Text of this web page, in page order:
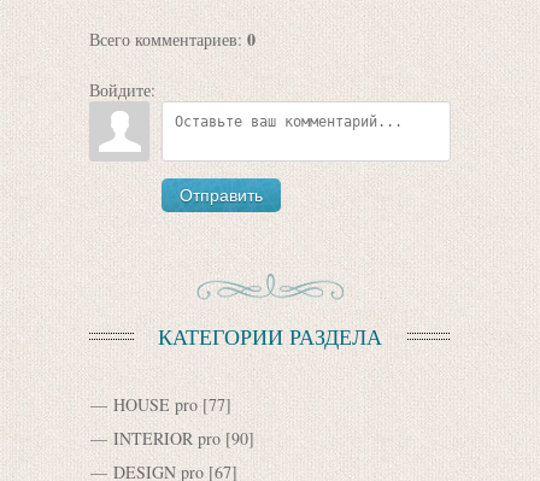
Всего комментариев: 0
Войдите:
Отправить
КАТЕГОРИИ РАЗДЕЛА
HOUSE pro [77]
INTERIOR pro [90]
DESIGN pro [67]